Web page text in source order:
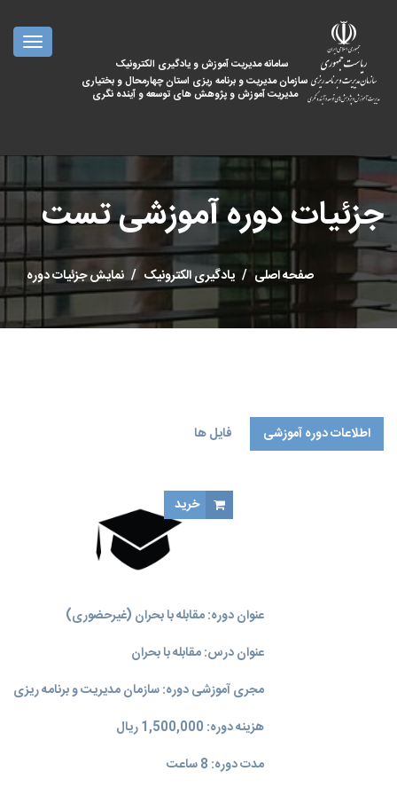
سامانه مدیریت آموزش و یادگیری الکترونیک
سازمان مدیریت و برنامه ریزی استان چهارمحال و بختیاری
مدیریت آموزش و پژوهش های توسعه و آینده نگری
جزئیات دوره آموزشی تست
صفحه اصلی یادگیری الکترونیک نمایش جزئیات دوره
اطلاعات دوره آموزشی فایل ها
عنوان دوره: مقابله با بحران (غیرحضوری)
عنوان درس: مقابله با بحران
مجری آموزشی دوره: سازمان مدیریت و برنامه‌ ریزی
هزینه دوره: 1,500,000 ریال
مدت دوره: 8 ساعت
خرید